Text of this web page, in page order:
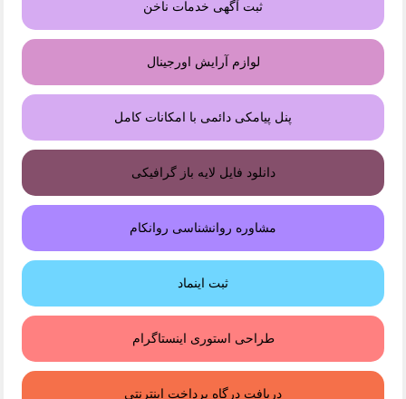
ثبت آگهی خدمات ناخن
لوازم آرایش اورجینال
پنل پیامکی دائمی با امکانات کامل
دانلود فایل لایه باز گرافیکی
مشاوره روانشناسی روانکام
ثبت اینماد
طراحی استوری اینستاگرام
دریافت درگاه پرداخت اینترنتی